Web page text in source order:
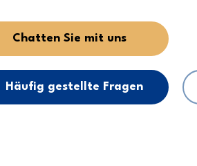
Chatten Sie mit uns
Häufig gestellte Fragen